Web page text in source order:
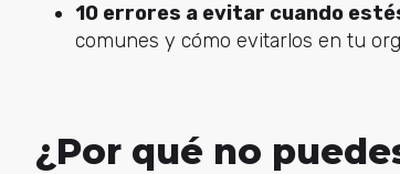
10 errores a evitar cuando
comunes y cómo evitarlos en tu
¿Por qué no